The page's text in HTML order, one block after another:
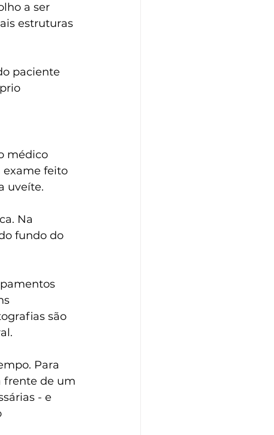
a ser
estruturas
paciente
médico
exame feito
uveíte.
Na
fundo do
são
Para
frente de um
- e